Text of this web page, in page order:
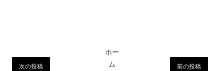
次の投稿 前の投稿
ホー
ム